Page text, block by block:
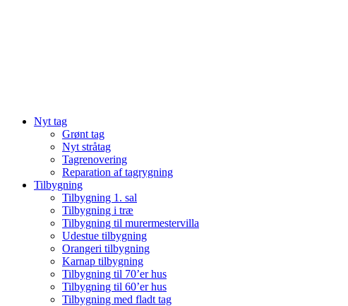
Nyt tag
Grønt tag
Nyt stråtag
Tagrenovering
Reparation af tagrygning
Tilbygning
Tilbygning 1. sal
Tilbygning i træ
Tilbygning til murermestervilla
Udestue tilbygning
Orangeri tilbygning
Karnap tilbygning
Tilbygning til 70’er hus
Tilbygning til 60’er hus
Tilbygning med fladt tag